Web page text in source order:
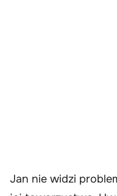
Jan nie widzi